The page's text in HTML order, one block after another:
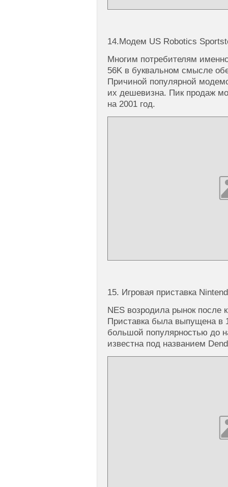
14.Модем US Robotics
Многим потребителям
56K в буквальном смысле
Причиной популярной
их дешевизна. Пик продаж
на 2001 год.
15. Игровая приставка
NES возродила рынок после
Приставка была выпущена в
большой популярностью до
известна под названием